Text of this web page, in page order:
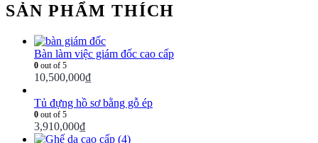
SẢN PHẨM THÍCH
Bàn làm việc giám đốc cao cấp
0 out of 5
10,500,000₫
Tủ đựng hồ sơ bằng gỗ ép
0 out of 5
3,910,000₫